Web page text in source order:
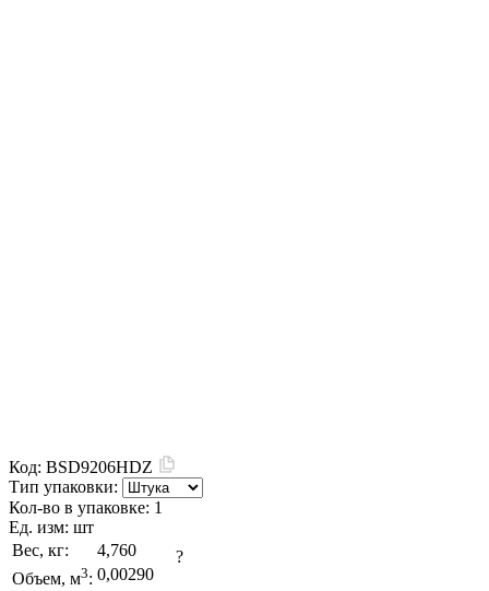
Код: BSD9206HDZ
Тип упаковки:
Кол-во в упаковке: 1
Ед. изм: шт
Вес, кг:
4,760
Объем, м3: 0,00290
?